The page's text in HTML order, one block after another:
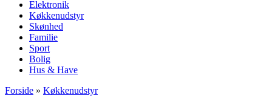
Elektronik
Køkkenudstyr
Skønhed
Familie
Sport
Bolig
Hus & Have
Forside » Køkkenudstyr